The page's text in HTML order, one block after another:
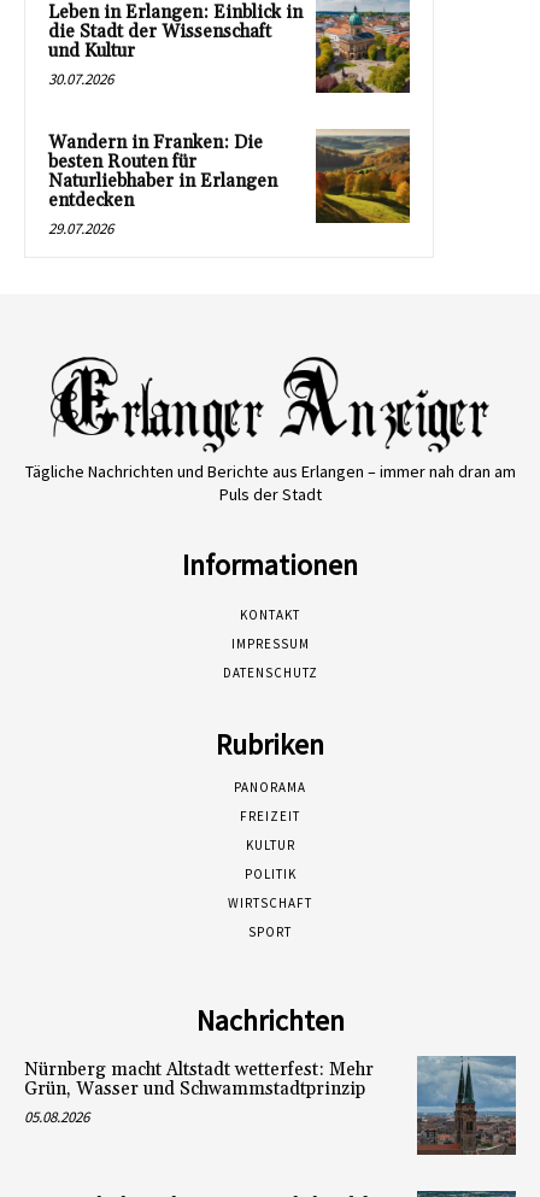
Leben in Erlangen: Einblick in
die Stadt der Wissenschaft
und Kultur
30.07.2026
Wandern in Franken: Die
besten Routen für
Naturliebhaber in Erlangen
entdecken
29.07.2026
Tägliche Nachrichten und Berichte aus Erlangen – immer nah dran am
Puls der Stadt
Informationen
KONTAKT
IMPRESSUM
DATENSCHUTZ
Rubriken
PANORAMA
FREIZEIT
KULTUR
POLITIK
WIRTSCHAFT
SPORT
Nachrichten
Nürnberg macht Altstadt wetterfest: Mehr
Grün, Wasser und Schwammstadtprinzip
05.08.2026